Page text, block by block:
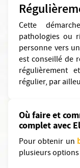
Cette
pathologies ou
personne vers
est conseillé de
régulièrement
régulier, par
Où faire et
complet avec
Pour obtenir un
plusieurs